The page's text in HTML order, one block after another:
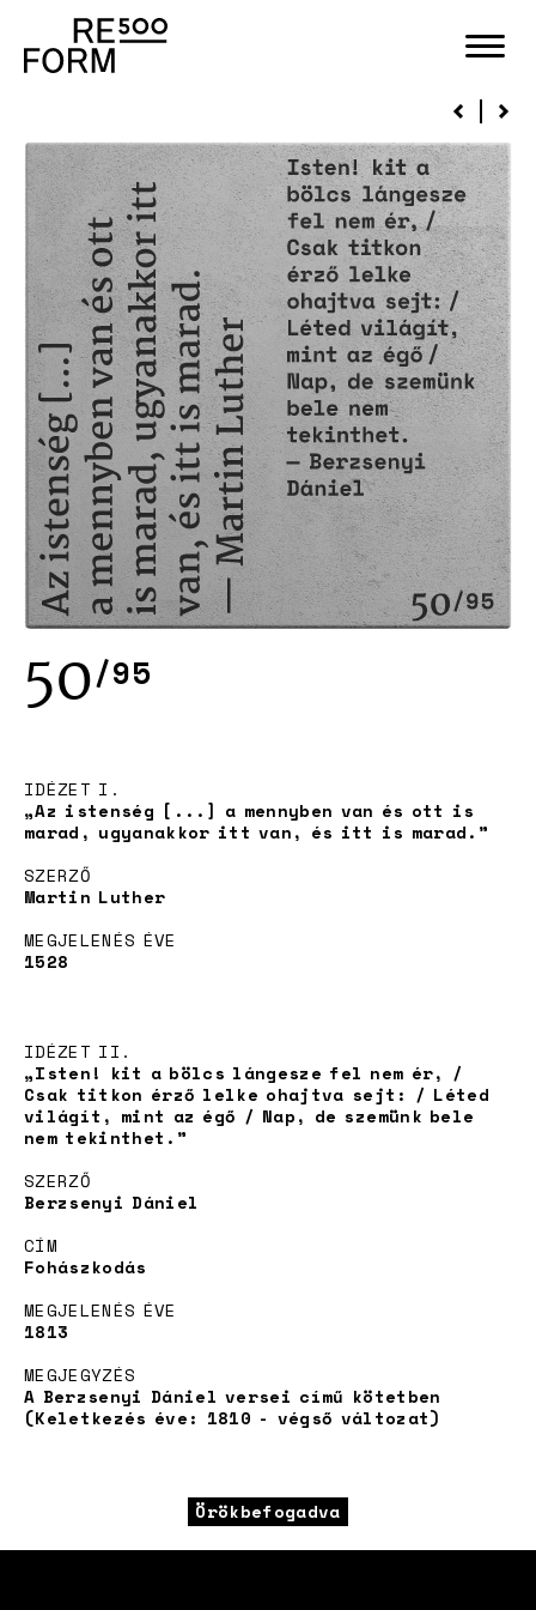
Stones
Project
News
50/95
IDÉZET I.
„Az istenség [...] a mennyben van és ott is
marad, ugyanakkor itt van, és itt is marad.”
SZERZŐ
Martin Luther
MEGJELENÉS ÉVE
1528
IDÉZET II.
„Isten! kit a bölcs lángesze fel nem ér, /
Csak titkon érző lelke ohajtva sejt: / Léted
világít, mint az égő / Nap, de szemünk bele
nem tekinthet.”
SZERZŐ
Berzsenyi Dániel
CÍM
Fohászkodás
MEGJELENÉS ÉVE
1813
MEGJEGYZÉS
A Berzsenyi Dániel versei című kötetben
(Keletkezés éve: 1810 - végső változat)
Örökbefogadva